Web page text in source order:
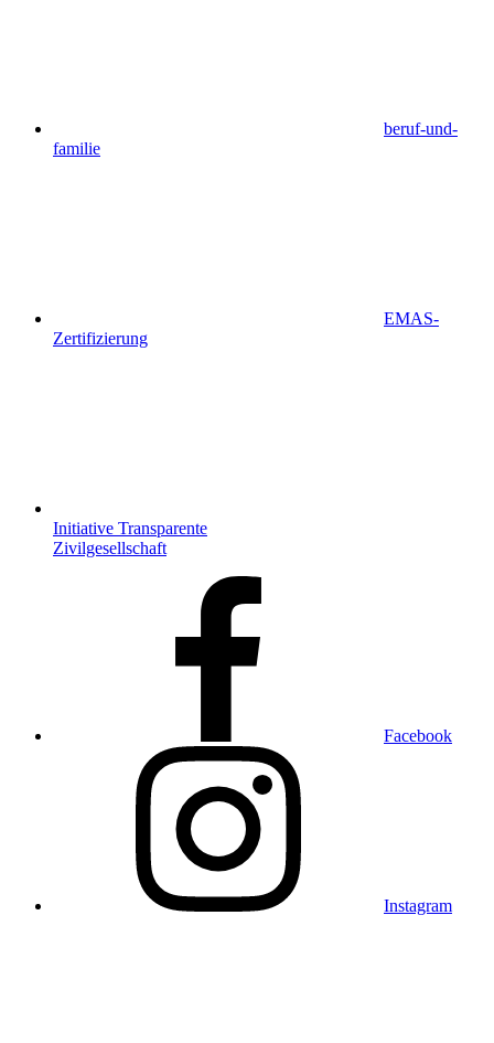
beruf-und-
familie
EMAS-
Zertifizierung
Initiative Transparente
Zivilgesellschaft
Facebook
Instagram